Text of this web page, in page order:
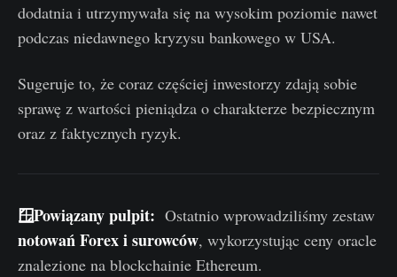
dodatnia i utrzymywała się na wysokim poziomie nawet
podczas niedawnego kryzysu bankowego w USA.
Sugeruje to, że coraz częściej inwestorzy zdają sobie
sprawę z wartości pieniądza o charakterze bezpiecznym
oraz z faktycznych ryzyk.
🪟Powiązany pulpit: Ostatnio wprowadziliśmy zestaw
notowań Forex i surowców, wykorzystując ceny oracle
znalezione na blockchainie Ethereum.